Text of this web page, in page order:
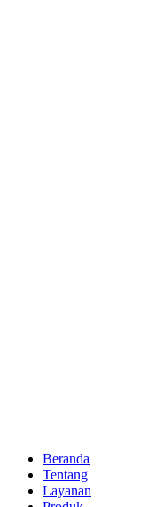
Beranda
Tentang
Layanan